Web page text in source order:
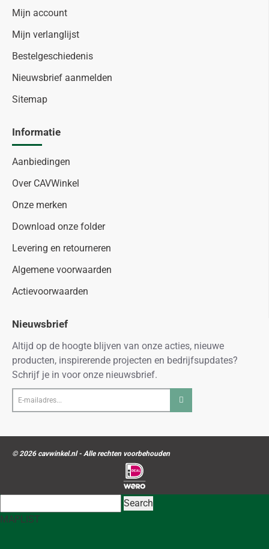
Mijn account
Mijn verlanglijst
Bestelgeschiedenis
Nieuwsbrief aanmelden
Sitemap
Informatie
Aanbiedingen
Over CAVWinkel
Onze merken
Download onze folder
Levering en retourneren
Algemene voorwaarden
Actievoorwaarden
Nieuwsbrief
Altijd op de hoogte blijven van onze acties, nieuwe
producten, inspirerende projecten en bedrijfsupdates?
Schrijf je in voor onze nieuwsbrief.
mailadres...
© 2026 cavwinkel.nl - Alle rechten voorbehouden
Search
MAPLIST